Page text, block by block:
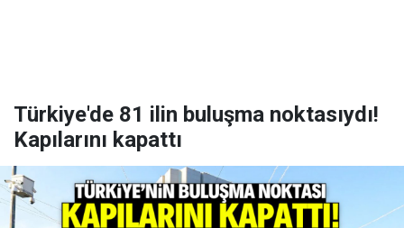
Türkiye'de 81 ilin buluşma noktasıydı!
Kapılarını kapattı